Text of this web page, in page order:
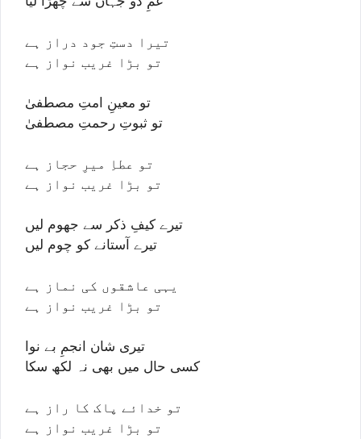
تیرا دستِ جود دراز ہے
تو بڑا غریب نواز ہے
تو معینِ امتِ مصطفیٰ
تو ثبوتِ رحمتِ مصطفیٰ
تو عطاِ میرِ حجاز ہے
تو بڑا غریب نواز ہے
تیرے کیفِ ذکر سے جھوم لیں
تیرے آستانے کو چوم لیں
یہی عاشقوں کی نماز ہے
تو بڑا غریب نواز ہے
تیری شان انجمِ بے نوا
کسی حال میں بھی نہ لکھ سکا
تو خدائے پاک کا راز ہے
تو بڑا غریب نواز ہے